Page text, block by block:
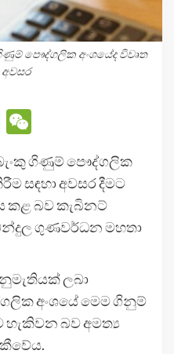
පෞද්ගලික අංශයේද විවෘත
Line
ගිණුම් පෞද්ගලික
සඳහා අවසර දීමට
බව කැබිනට්
ගුණවර්ධන මහතා
ලබා
අංශයේ මෙම ගිනුම්
හැකිවන බව අමත්‍ය